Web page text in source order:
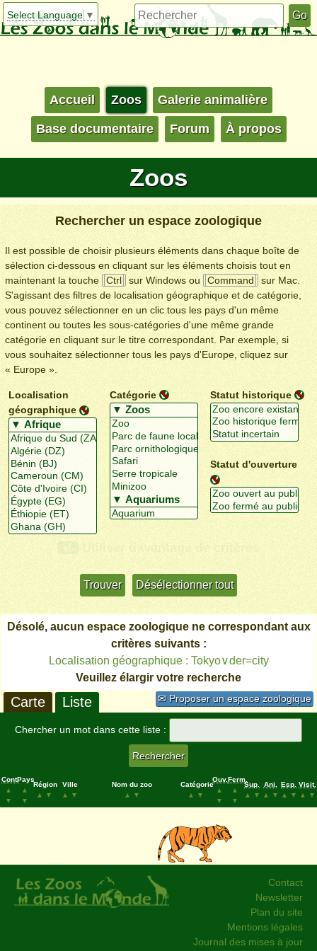
Select Language ▼
Accueil Zoos Galerie animalière
Base documentaire Forum À propos
Zoos
Rechercher un espace zoologique
Il est possible de choisir plusieurs éléments dans chaque boîte de
sélection ci-dessous en cliquant sur les éléments choisis tout en
maintenant la touche
Ctrl sur Windows ou Command
sur Mac.
S'agissant des filtres de localisation géographique et de catégorie,
vous pouvez sélectionner en un clic tous les pays d'un même
continent ou toutes les sous-catégories d'une même grande
catégorie en cliquant sur le titre correspondant. Par exemple, si
vous souhaitez sélectionner tous les pays d'Europe, cliquez sur
« Europe ».
Localisation
géographique
Catégorie Statut historique
Statut d'ouverture
Désolé, aucun espace zoologique ne correspondant aux
critères suivants :
Localisation géographique : Tokyo∨der=city
Veuillez élargir votre recherche
✉ Proposer un espace zoologique
Carte Liste
Chercher un mot dans cette liste :
Cont.
▲
▼
Pays
▲
▼
Région
▲
▼
Ville
▲
▼
Nom du zoo
▲
▼
Catégorie
▲
▼
Ouv.
▲
▼
Ferm.
▲
▼
Sup.
▲
▼
Ani.
▲
▼
Esp.
▲
▼
Visit.
▲
▼
Contact
Newsletter
Plan du site
Mentions légales
Journal des mises à jour